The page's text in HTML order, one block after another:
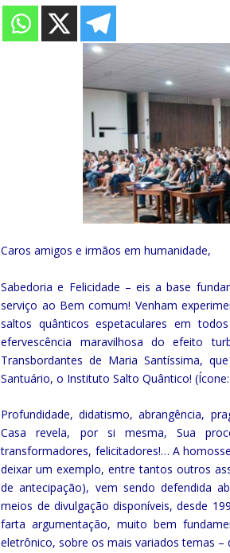
Caros amigos e irmãos em humanidade,
Sabedoria e Felicidade – eis a base
serviço ao Bem comum! Venham
saltos quânticos espetaculares em
efervescência maravilhosa do efeito
Transbordantes de Maria Santíssima,
Santuário, o Instituto Salto Quântico!
Profundidade, didatismo, abrangência,
Casa revela, por si mesma, Sua
transformadores, felicitadores!… A
deixar um exemplo, entre tantos outros
de antecipação), vem sendo defendida
meios de divulgação disponíveis, desde
farta argumentação, muito bem
eletrônico, sobre os mais variados temas –